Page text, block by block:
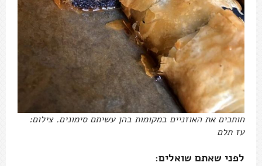
חותכים את האוזניים במקומות בהן עשיתם סימונים. צילום:
עז תלם
לפני שאתם שואלים: